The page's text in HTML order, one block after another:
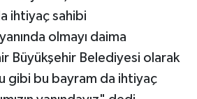
ihtiyaç sahibi
olmayı daima
Büyükşehir Belediyesi olarak
gibi bu bayram da ihtiyaç